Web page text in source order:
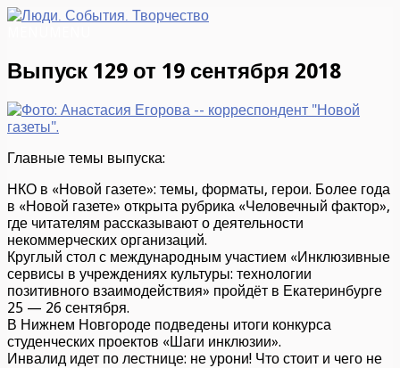
Выпуск 129 от 19 сентября 2018
Главные темы выпуска:
НКО в «Новой газете»: темы, форматы, герои. Более года
в «Новой газете» открыта рубрика «Человечный фактор»,
где читателям рассказывают о деятельности
некоммерческих организаций.
Круглый стол с международным участием «Инклюзивные
сервисы в учреждениях культуры: технологии
позитивного взаимодействия» пройдёт в Екатеринбурге
25 — 26 сентября.
В Нижнем Новгороде подведены итоги конкурса
студенческих проектов «Шаги инклюзии».
Инвалид идет по лестнице: не урони! Что стоит и чего не